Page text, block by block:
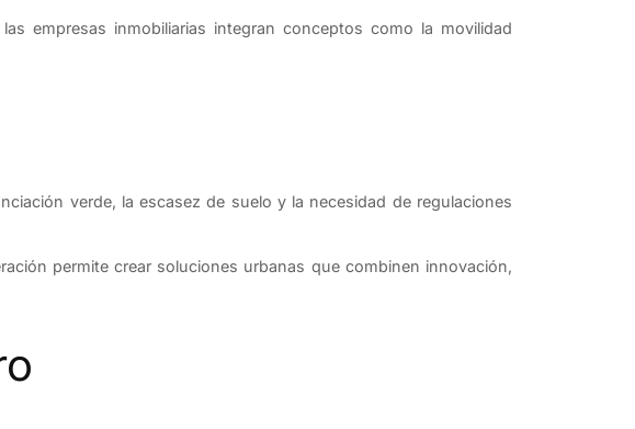
empresas inmobiliarias integran conceptos como la movilidad
verde, la escasez de suelo y la necesidad de regulaciones
permite crear soluciones urbanas que combinen innovación,